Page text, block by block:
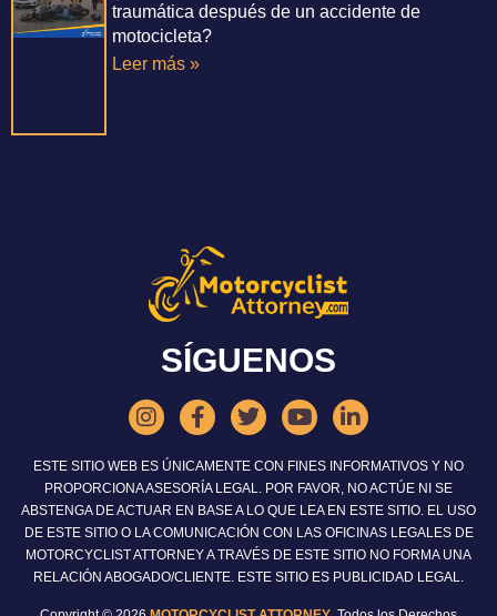
traumática después de un accidente de
motocicleta?
Leer más »
SÍGUENOS
ESTE SITIO WEB ES ÚNICAMENTE CON FINES INFORMATIVOS Y NO
PROPORCIONA ASESORÍA LEGAL. POR FAVOR, NO ACTÚE NI SE
ABSTENGA DE ACTUAR EN BASE A LO QUE LEA EN ESTE SITIO. EL USO
DE ESTE SITIO O LA COMUNICACIÓN CON LAS OFICINAS LEGALES DE
MOTORCYCLIST ATTORNEY A TRAVÉS DE ESTE SITIO NO FORMA UNA
RELACIÓN ABOGADO/CLIENTE. ESTE SITIO ES PUBLICIDAD LEGAL.